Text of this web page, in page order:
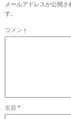
メールアドレスが公開
す。
コメント
名前 *